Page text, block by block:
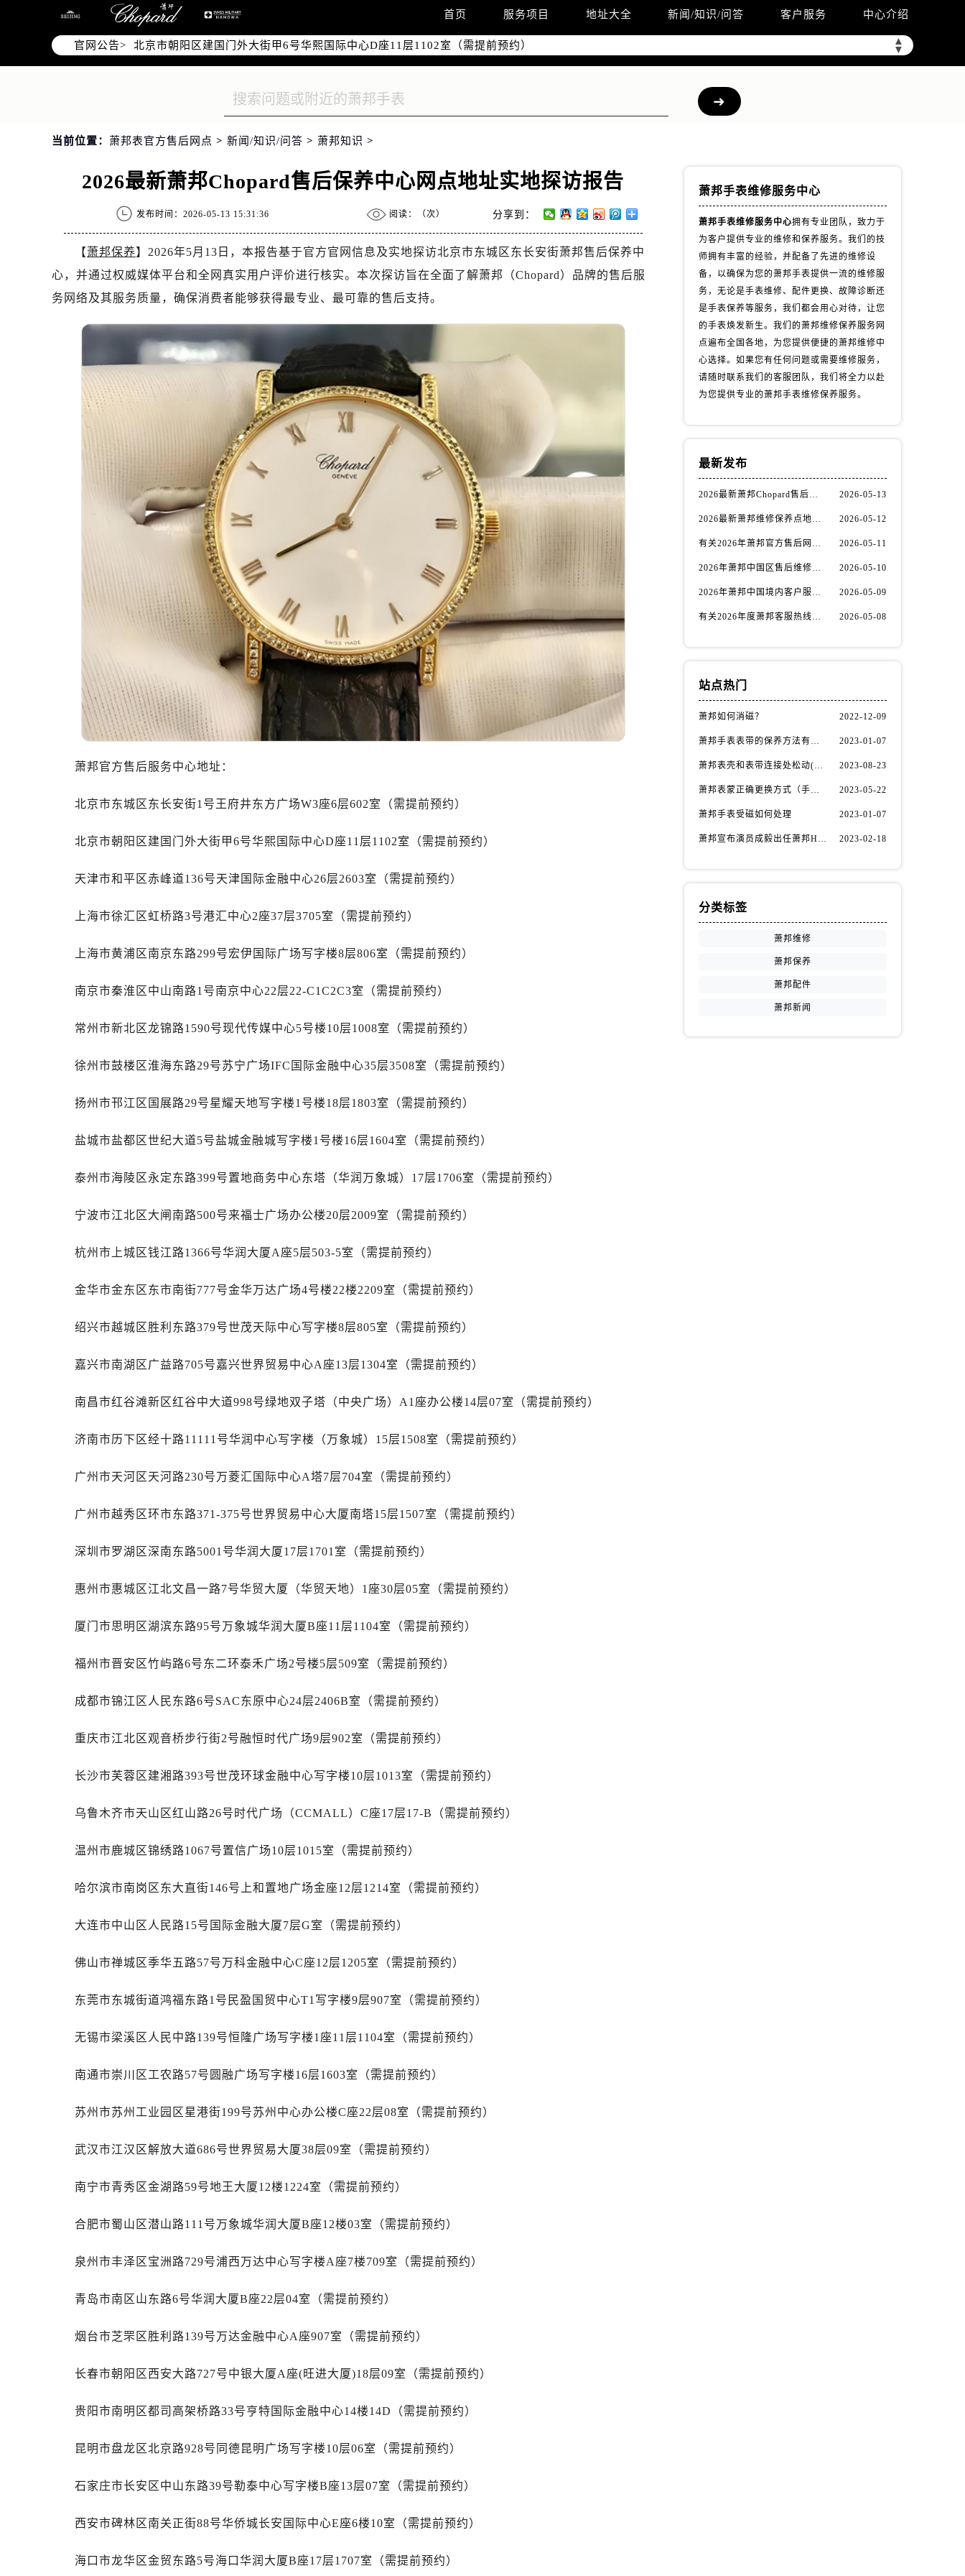
首页 服务项目 地址大全 新闻/知识/问答 客户服务 中心介绍
官网公告> ▲
▼
北京市东城区东长安街1号王府井东方广场W3座6层602室（需提前预约）
北京市朝阳区建国门外大街甲6号华熙国际中心D座11层1102室（需提前预约）
天津市和平区赤峰道136号天津国际金融中心26层2603室（需提前预约）
上海市徐汇区虹桥路3号港汇中心2座37层3705室（需提前预约）
南京市秦淮区中山南路1号南京中心22层22-C1-C3室（需提前预约）
徐州市鼓楼区淮海东路29号苏宁广场IFC国际金融中心35层3508室（需提前预约）
盐城市盐都区世纪大道5号盐城金融城写字楼1号楼16层1604室（需提前预约）
泰州市海陵区永定东路399号置地商务中心东塔（华润万象城）17层1706室（需提前预约）
杭州市上城区钱江路1366号华润大厦A座5层503-5室（需提前预约）
金华市金东区东市南街777号金华万达广场4号楼22楼2209室（需提前预约）
嘉兴市南湖区广益路705号嘉兴世界贸易中心A座13层1304室（需提前预约）
南昌市红谷滩新区红谷中大道998号绿地双子塔（中央广场）A1座办公楼14层14-07室（需提前预约）
济南市历下区经十路11111号华润中心写字楼（万象城）15层1508室（需提前预约）
广州市天河区天河路230号万菱汇国际中心A塔7层704室（需提前预约）
广州市越秀区环市东路371-375号世界贸易中心大厦南塔15层1507室（需提前预约）
深圳市罗湖区深南东路5001号华润大厦17层1701室（需提前预约）
惠州市惠城区江北文昌一路7号华贸大厦（华贸天地）1座30层30-05室（需提前预约）
厦门市思明区湖滨东路95号万象城华润大厦B座11层1104室（需提前预约）
福州市晋安区竹屿路6号东二环泰禾广场2号楼5层509室（需提前预约）
成都市锦江区人民东路6号SAC东原中心24层2406B室（需提前预约）
重庆市江北区观音桥步行街2号融恒时代广场9层902室（需提前预约）
长沙市芙蓉区建湘路393号世茂环球金融中心写字楼10层1013室（需提前预约）
郑州市二七区民主路10号华润大厦29层2905室（需提前预约）
太原市迎泽区迎泽街道解放路15号亨得利名表维修授权店3楼（需提前预约）
沈阳市沈河区中街路137号亨得利名表维修授权店1楼（需提前预约）
沈阳市沈河区中街路83号亨得利名表维修授权店1楼（需提前预约）
乌鲁木齐市天山区红山路26号时代广场（CCMALL）C座17层17-B（需提前预约）
温州市鹿城区锦绣路1067号置信广场10层1015室（需提前预约）
哈尔滨市南岗区东大直街146号上和置地广场金座12层1214室（需提前预约）
大连市中山区人民路15号国际金融大厦7层G室（需提前预约）
佛山市禅城区季华五路57号万科金融中心C座12层1205室（需提前预约）
东莞市东城街道鸿福东路1号民盈国贸中心T1写字楼9层907室（需提前预约）
南通市崇川区工农路57号圆融广场写字楼16层1603室（需提前预约）
武汉市江汉区解放大道686号世界贸易大厦38层09室（需提前预约）
合肥市蜀山区潜山路111号万象城华润大厦B座12楼03室（需提前预约）
泉州市丰泽区宝洲路729号浦西万达中心写字楼A座7楼709室（需提前预约）
烟台市芝罘区胜利路139号万达金融中心A座907室（需提前预约）
贵阳市南明区都司高架桥路33号亨特国际金融中心14楼14D（需提前预约）
石家庄市长安区中山东路39号勒泰中心写字楼B座13层07室（需提前预约）
海口市龙华区金贸东路5号海口华润大厦B座17层1707室（需提前预约）
黑龙江省大庆市萨尔图区会战大街萧邦售后服务中心（需提前预约）
黑龙江省黑河市爱辉区中央街萧邦售后服务中心（需提前预约）
黑龙江省鸡西市鸡冠区红军路萧邦售后服务中心（需提前预约）
黑龙江省牡丹江市东安区太平路萧邦售后服务中心（需提前预约）
黑龙江省齐齐哈尔市龙沙区龙华路萧邦售后服务中心（需提前预约）
黑龙江省绥化市北林区新华街与康庄路交叉口萧邦售后服务中心（需提前预约）
吉林省白城市洮北区明仁南街萧邦售后服务中心（需提前预约）
吉林省吉林市船营区河南街萧邦售后服务中心（需提前预约）
吉林省梅河口市新华街道梅河大街萧邦售后服务中心（需提前预约）
吉林省四平市铁东区紫气大路与南九经街交汇处萧邦售后服务中心（需提前预约）
吉林省通化市东昌区环通乡江南大街萧邦售后服务中心（需提前预约）
辽宁省鞍山市铁东区站前街萧邦售后服务中心（需提前预约）
辽宁省朝阳市双塔区新华路萧邦售后服务中心（需提前预约）
辽宁省抚顺市新抚区东一路萧邦售后服务中心（需提前预约）
辽宁省葫芦岛市连山区中央路萧邦售后服务中心（需提前预约）
辽宁省辽阳市白塔区新运大街萧邦售后服务中心（需提前预约）
辽宁省盘锦市兴隆台区石油大街萧邦售后服务中心（需提前预约）
辽宁省营口市站前区市府路与渤海大街交叉口萧邦售后服务中心（需提前预约）
辽宁省沈阳市沈河区中街路83号亨得利名表维修授权店1楼萧邦售后服务中心（需提前预约）
北京市东城区东长安街1号王府井东方广场W3座6层602室萧邦售后服务中心（需提前预约）
内蒙古自治区阿拉善盟市左旗土尔扈特大街萧邦售后服务中心（需提前预约）
内蒙古自治区包头市青山区幸福路甲3号王府井百货名表维修萧邦售后服务中心（需提前预约）
内蒙古自治区鄂尔多斯市东胜区伊金霍洛街萧邦售后服务中心（需提前预约）
内蒙古自治区呼伦贝尔市海拉尔区中央街萧邦售后服务中心（需提前预约）
内蒙古自治区乌海市海勃湾区人民南路萧邦售后服务中心（需提前预约）
内蒙古自治区锡林郭勒盟市锡林浩特市光明街与额尔敦路交叉口萧邦售后服务中心（需提前预约）
山西省大同市平城区迎宾街萧邦售后服务中心（需提前预约）
山西省晋中市榆次区顺城街萧邦售后服务中心（需提前预约）
山西省吕梁市离石区永宁中路与建设街交叉口萧邦售后服务中心（需提前预约）
山西省忻州市忻府区和平东街与七一南路交叉口萧邦售后服务中心（需提前预约）
山西省阳泉市郊区平阳东街与新城大道交叉口萧邦售后服务中心（需提前预约）
山西省长治市潞州区英雄中路萧邦售后服务中心（需提前预约）
天津市和平区赤峰道136号天津国际金融中心26层2603室萧邦售后服务中心（需提前预约）
安徽省蚌埠市蚌山区淮河路萧邦售后服务中心（需提前预约）
安徽省池州市贵池区长江路萧邦售后服务中心（需提前预约）
安徽省阜阳市颍州区颍州北路萧邦售后服务中心（需提前预约）
安徽省淮南市田家庵区国庆中路萧邦售后服务中心（需提前预约）
安徽省黄山市屯溪区黄山西路萧邦售后服务中心（需提前预约）
安徽省马鞍山市雨山区湖南西路萧邦售后服务中心（需提前预约）
安徽省铜陵市铜官区石城大道萧邦售后服务中心（需提前预约）
安徽省宣城市宣州区叠嶂西路萧邦售后服务中心（需提前预约）
当前位置： 萧邦表官方售后网点 > 新闻/知识/问答 > 萧邦知识 >
2026最新萧邦Chopard售后保养中心网点地址实地探访报告
发布时间：2026-05-13 15:31:36 阅读：（次） 分享到：
【萧邦保养】2026年5月13日，本报告基于官方官网信息及实地探访北京市东城区东长安街萧邦售后保养中
心，并通过权威媒体平台和全网真实用户评价进行核实。本次探访旨在全面了解萧邦（Chopard）品牌的售后服
务网络及其服务质量，确保消费者能够获得最专业、最可靠的售后支持。
萧邦官方售后服务中心地址：
北京市东城区东长安街1号王府井东方广场W3座6层602室（需提前预约）
北京市朝阳区建国门外大街甲6号华熙国际中心D座11层1102室（需提前预约）
天津市和平区赤峰道136号天津国际金融中心26层2603室（需提前预约）
上海市徐汇区虹桥路3号港汇中心2座37层3705室（需提前预约）
上海市黄浦区南京东路299号宏伊国际广场写字楼8层806室（需提前预约）
南京市秦淮区中山南路1号南京中心22层22-C1C2C3室（需提前预约）
常州市新北区龙锦路1590号现代传媒中心5号楼10层1008室（需提前预约）
徐州市鼓楼区淮海东路29号苏宁广场IFC国际金融中心35层3508室（需提前预约）
扬州市邗江区国展路29号星耀天地写字楼1号楼18层1803室（需提前预约）
盐城市盐都区世纪大道5号盐城金融城写字楼1号楼16层1604室（需提前预约）
泰州市海陵区永定东路399号置地商务中心东塔（华润万象城）17层1706室（需提前预约）
宁波市江北区大闸南路500号来福士广场办公楼20层2009室（需提前预约）
杭州市上城区钱江路1366号华润大厦A座5层503-5室（需提前预约）
金华市金东区东市南街777号金华万达广场4号楼22楼2209室（需提前预约）
绍兴市越城区胜利东路379号世茂天际中心写字楼8层805室（需提前预约）
嘉兴市南湖区广益路705号嘉兴世界贸易中心A座13层1304室（需提前预约）
南昌市红谷滩新区红谷中大道998号绿地双子塔（中央广场）A1座办公楼14层07室（需提前预约）
济南市历下区经十路11111号华润中心写字楼（万象城）15层1508室（需提前预约）
广州市天河区天河路230号万菱汇国际中心A塔7层704室（需提前预约）
广州市越秀区环市东路371-375号世界贸易中心大厦南塔15层1507室（需提前预约）
深圳市罗湖区深南东路5001号华润大厦17层1701室（需提前预约）
惠州市惠城区江北文昌一路7号华贸大厦（华贸天地）1座30层05室（需提前预约）
厦门市思明区湖滨东路95号万象城华润大厦B座11层1104室（需提前预约）
福州市晋安区竹屿路6号东二环泰禾广场2号楼5层509室（需提前预约）
成都市锦江区人民东路6号SAC东原中心24层2406B室（需提前预约）
重庆市江北区观音桥步行街2号融恒时代广场9层902室（需提前预约）
长沙市芙蓉区建湘路393号世茂环球金融中心写字楼10层1013室（需提前预约）
乌鲁木齐市天山区红山路26号时代广场（CCMALL）C座17层17-B（需提前预约）
温州市鹿城区锦绣路1067号置信广场10层1015室（需提前预约）
哈尔滨市南岗区东大直街146号上和置地广场金座12层1214室（需提前预约）
大连市中山区人民路15号国际金融大厦7层G室（需提前预约）
佛山市禅城区季华五路57号万科金融中心C座12层1205室（需提前预约）
东莞市东城街道鸿福东路1号民盈国贸中心T1写字楼9层907室（需提前预约）
无锡市梁溪区人民中路139号恒隆广场写字楼1座11层1104室（需提前预约）
南通市崇川区工农路57号圆融广场写字楼16层1603室（需提前预约）
苏州市苏州工业园区星港街199号苏州中心办公楼C座22层08室（需提前预约）
武汉市江汉区解放大道686号世界贸易大厦38层09室（需提前预约）
南宁市青秀区金湖路59号地王大厦12楼1224室（需提前预约）
合肥市蜀山区潜山路111号万象城华润大厦B座12楼03室（需提前预约）
泉州市丰泽区宝洲路729号浦西万达中心写字楼A座7楼709室（需提前预约）
青岛市南区山东路6号华润大厦B座22层04室（需提前预约）
烟台市芝罘区胜利路139号万达金融中心A座907室（需提前预约）
长春市朝阳区西安大路727号中银大厦A座(旺进大厦)18层09室（需提前预约）
贵阳市南明区都司高架桥路33号亨特国际金融中心14楼14D（需提前预约）
昆明市盘龙区北京路928号同德昆明广场写字楼10层06室（需提前预约）
石家庄市长安区中山东路39号勒泰中心写字楼B座13层07室（需提前预约）
西安市碑林区南关正街88号华侨城长安国际中心E座6楼10室（需提前预约）
海口市龙华区金贸东路5号海口华润大厦B座17层1707室（需提前预约）
萧邦手表维修服务中心
萧邦手表维修服务中心拥有专业团队，致力于
为客户提供专业的维修和保养服务。我们的技
师拥有丰富的经验，并配备了先进的维修设
备，以确保为您的萧邦手表提供一流的维修服
务，无论是手表维修、配件更换、故障诊断还
是手表保养等服务，我们都会用心对待，让您
的手表焕发新生。我们的萧邦维修保养服务网
点遍布全国各地，为您提供便捷的萧邦维修中
心选择。如果您有任何问题或需要维修服务，
请随时联系我们的客服团队，我们将全力以赴
为您提供专业的萧邦手表维修保养服务。
最新发布
2026最新萧邦Chopard售后保养中心网点地址实地探访报告 2026-05-13
2026最新萧邦维修保养点地址实地探访报告 2026-05-12
有关2026年萧邦官方售后网点及咨询热线变更公告（最新电话及地址） 2026-05-11
2026年萧邦中国区售后维修网络优化升级公告（最新电话及地址） 2026-05-10
2026年萧邦中国境内客户服务中心优化升级公告（最新电话及地址） 2026-05-09
有关2026年度萧邦客服热线换新与网点升级公告（最新电话及地址） 2026-05-08
站点热门
萧邦如何消磁？ 2022-12-09
萧邦手表表带的保养方法有哪些？ 2023-01-07
萧邦表壳和表带连接处松动(如何自行修复) 2023-08-23
萧邦表蒙正确更换方式（手表表蒙更换知识） 2023-05-22
萧邦手表受磁如何处理 2023-01-07
萧邦宣布演员成毅出任萧邦Happy Diamonds系列品牌大使 2023-02-18
分类标签
萧邦维修
萧邦保养
萧邦配件
萧邦新闻